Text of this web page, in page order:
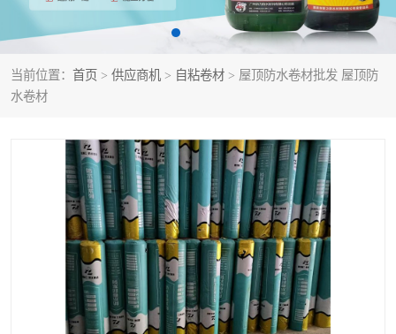
当前位置： 首页 > 供应商机 > 自粘卷材 > 屋顶防水卷材批发 屋顶防
水卷材
非固化橡胶防水涂料